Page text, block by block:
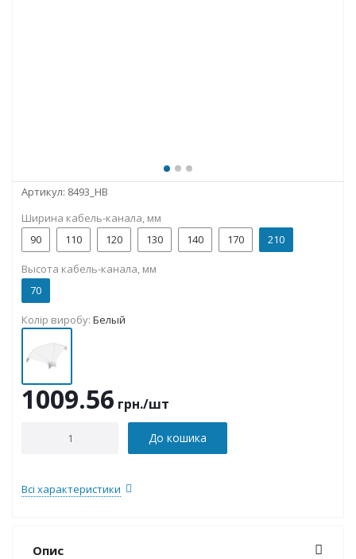
Артикул: 8493_HB
Ширина кабель-канала, мм
90
110 120 130 140 170 210
Высота кабель-канала, мм
70
Колір виробу: Белый
1009.56 грн./шт
До кошика
Всі характеристики
Опис